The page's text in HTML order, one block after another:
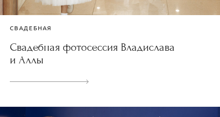
СВАДЕБНАЯ
Свадебная фотосессия Владислава
и Аллы